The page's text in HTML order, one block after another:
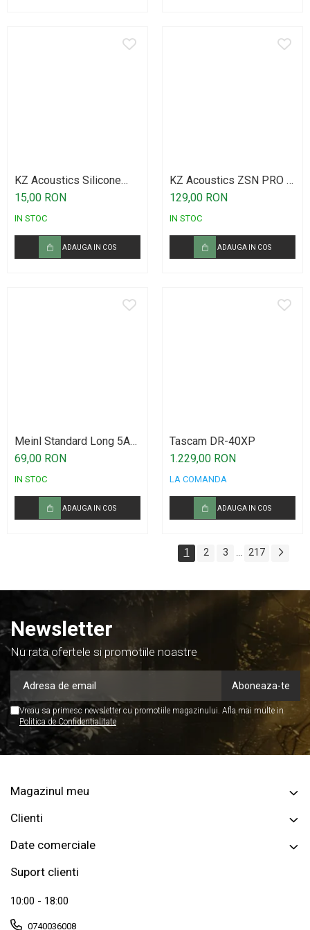
KZ Acoustics Silicone
Earplugs Set LMS
15,00 RON
IN STOC
ADAUGA IN COS
KZ Acoustics ZSN PRO X
Black
129,00 RON
IN STOC
ADAUGA IN COS
Meinl Standard Long 5A
Drumstick American
Hickory SB103
69,00 RON
IN STOC
ADAUGA IN COS
Tascam DR-40XP
1.229,00 RON
LA COMANDA
ADAUGA IN COS
1 2 3 217
Newsletter
Nu rata ofertele si promotiile noastre
Vreau sa primesc newsletter cu promotiile magazinului. Afla mai multe in
Politica de Confidentialitate
Magazinul meu
Clienti
Date comerciale
Suport clienti
10:00 - 18:00
0740036008